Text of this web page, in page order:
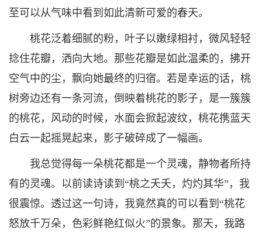
至可以从气味中看到如此清新可爱的春天。
桃花泛着细腻的粉，叶子以嫩绿相衬，微风轻轻
捻住花瓣，洒向大地。那些花瓣是如此温柔的，拂开
空气中的尘，飘向她最终的归宿。若是幸运的话，桃
树旁边还有一条河流，倒映着桃花的影子，是一簇簇
的桃花，风动的时候，水面会掀起波纹，桃花携蓝天
白云一起摇晃起来，影子破碎成了一幅画。
我总觉得每一朵桃花都是一个灵魂，静物者所持
有的灵魂。以前读诗读到“桃之夭夭，灼灼其华”，我
很震惊。透过这一句诗，我竟然真的可以看到“桃花
怒放千万朵，色彩鲜艳红似火”的景象。那天，我路